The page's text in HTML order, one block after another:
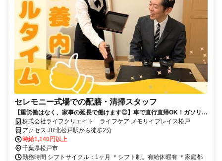
セレモニー式場での配膳・清掃スタッフ
【重労働はなく、家事の延長で働けます◎】車で直行直帰OK！ガソリン
代も支給します！／1日4h～OK！扶養内勤務やプライベート考慮のお休
みも◎／社会保険完備／年齢不問・経験不問／未経験の方も大歓迎／主
婦（夫）活躍中／ブランクや職場復帰にもオススメ
株式会社ライフクリエイト ライフケア メモリイプレイス松戸
アクセス JR北松戸駅から徒歩2分
時給1,140円以上
千葉県松戸市
勤務時間 シフトサイクル：1ヶ月 ＊シフト制。有給休暇有 ＊家庭都